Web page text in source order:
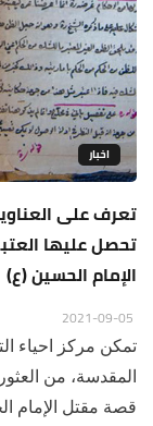
اخبار
تحصل عليها
الإمام الحسين (ع)
تمكن مركز احياء
قصة مقتل الإمام